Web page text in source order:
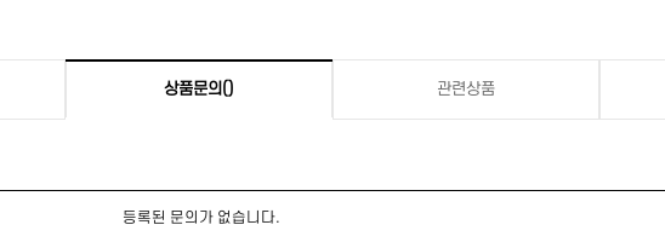
상품문의 () 관련상품
등록된 문의가 없습니다.